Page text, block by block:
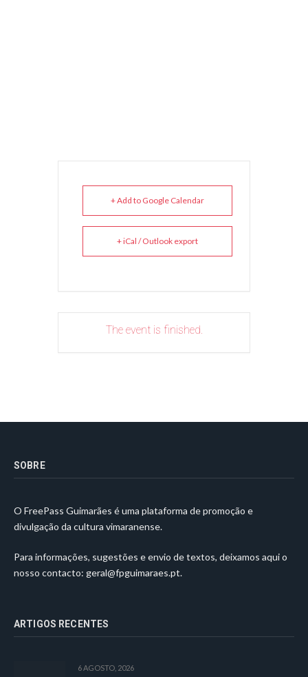
+ Add to Google Calendar
+ iCal / Outlook export
The event is finished.
SOBRE
O FreePass Guimarães é uma plataforma de promoção e
divulgação da cultura vimaranense.
Para informações, sugestões e envio de textos, deixamos aqui o
nosso contacto: geral@fpguimaraes.pt.
ARTIGOS RECENTES
6 AGOSTO, 2026